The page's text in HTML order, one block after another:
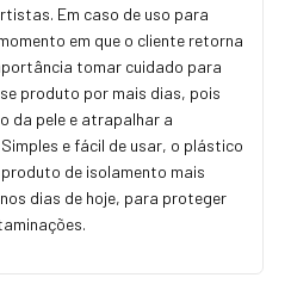
Em caso de uso para
em que o cliente retorna
tomar cuidado para
produto por mais dias, pois
da pele e atrapalhar a
e fácil de usar, o plástico
de isolamento mais
dias de hoje, para proteger